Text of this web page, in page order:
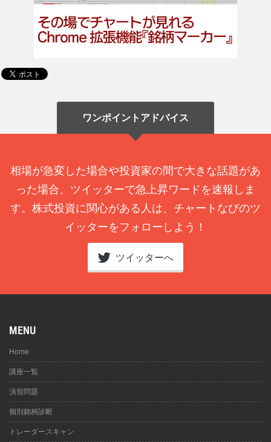
ワンポイントアドバイス
相場が急変した場合や投資家の間で大きな話題があ
った場合、ツイッターで急上昇ワードを速報しま
す。株式投資に関心がある人は、チャートなびのツ
イッターをフォローしよう！
ツイッターへ
MENU
Home
講座一覧
演習問題
個別銘柄診断
トレーダースキャン